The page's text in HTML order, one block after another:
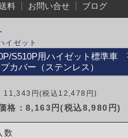
料 お問い合せ ブログ
イゼット
S510P用ハイゼット標準車
カバー（ステンレス）
11,343円(税込12,478円)
格：8,163円(税込8,980円)
数